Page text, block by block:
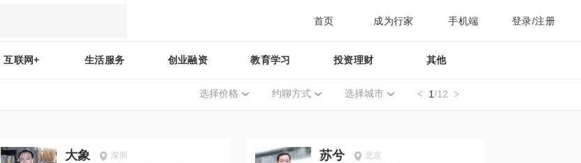
首页 成为行家 手机端 登录/注册
互联网+ 生活服务 创业融资 教育学习 投资理财 其他
选择价格 约聊方式 选择城市 1/12
大象
深圳
苏兮
北京